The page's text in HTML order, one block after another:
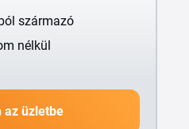
származó
nélkül
az üzletbe